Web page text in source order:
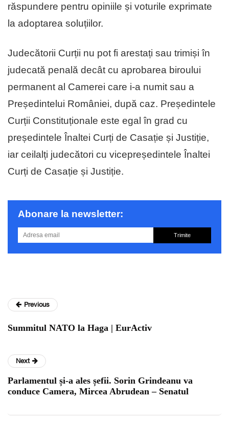
răspundere pentru opiniile și voturile exprimate
la adoptarea soluțiilor.
Judecătorii Curții nu pot fi arestați sau trimiși în
judecată penală decât cu aprobarea biroului
permanent al Camerei care i-a numit sau a
Președintelui României, după caz. Președintele
Curții Constituționale este egal în grad cu
președintele Înaltei Curți de Casație și Justiție,
iar ceilalți judecători cu vicepreședintele Înaltei
Curți de Casație și Justiție.
Abonare la newsletter:
Trimite
Previous
Summitul NATO la Haga | EurActiv
Next
Parlamentul și-a ales șefii. Sorin Grindeanu va
conduce Camera, Mircea Abrudean – Senatul